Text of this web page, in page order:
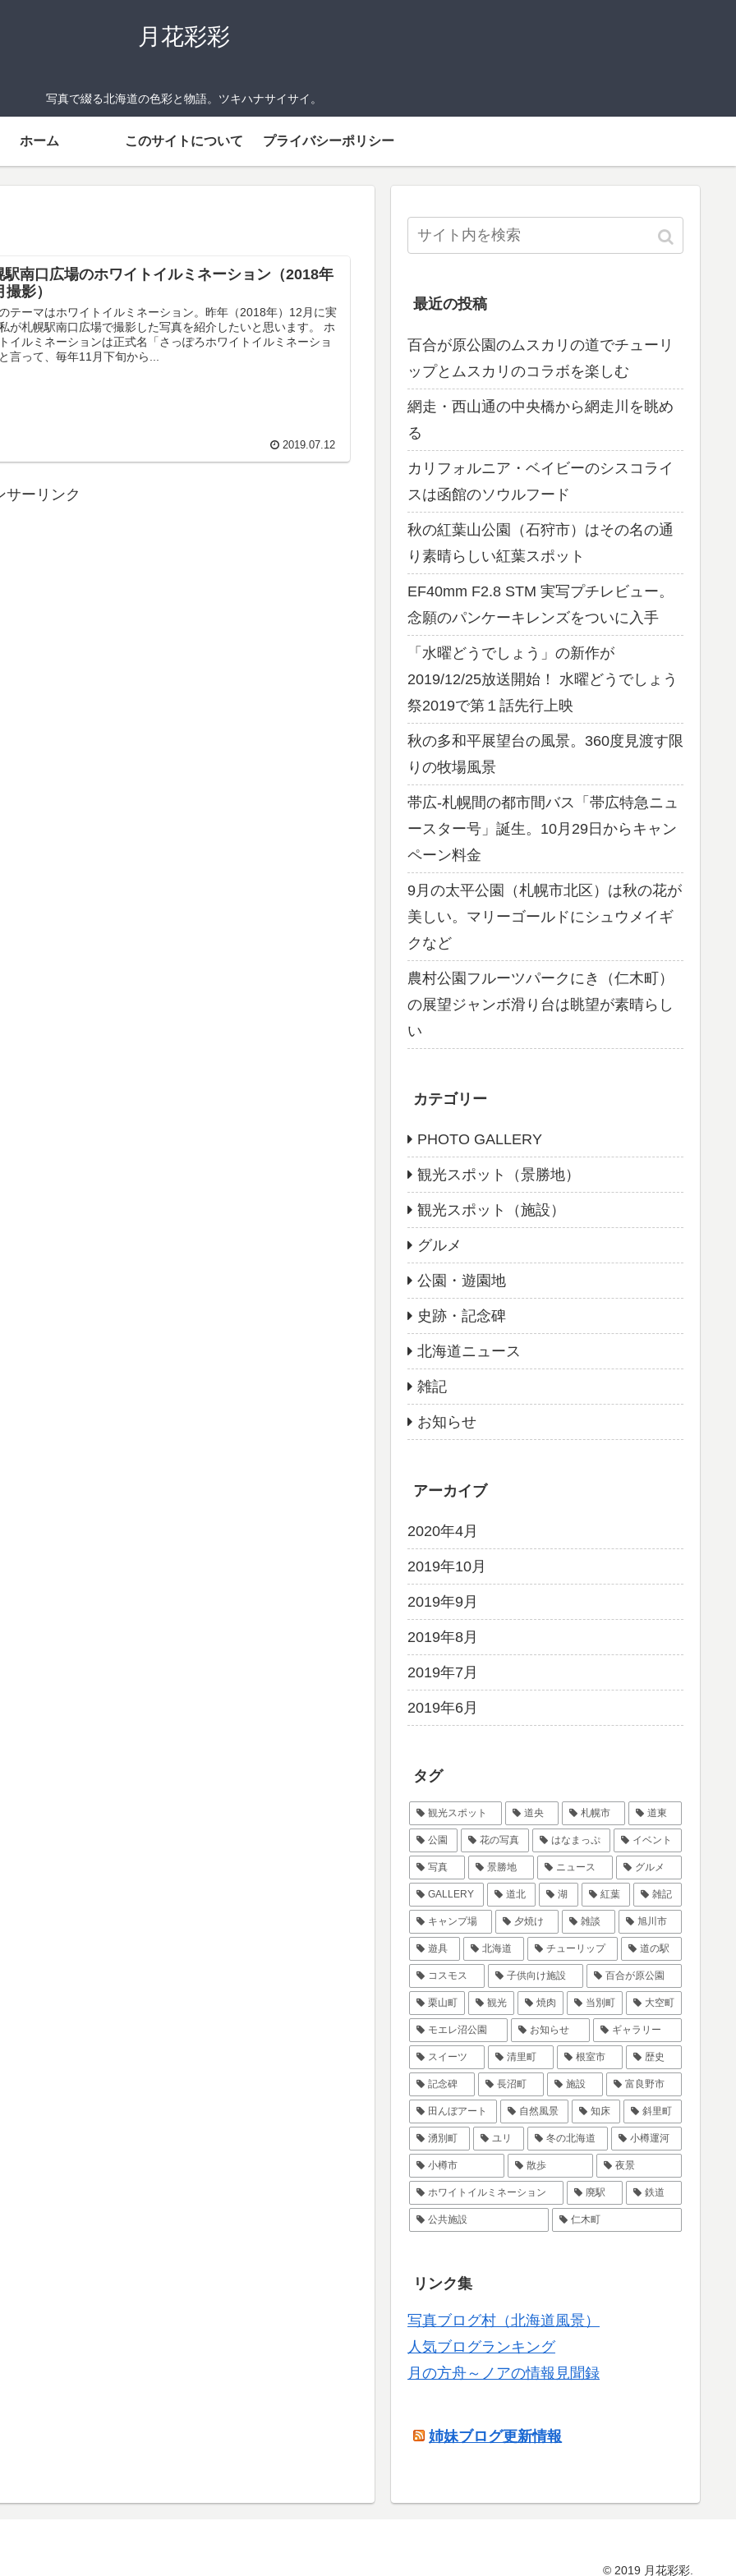
月花彩彩
写真で綴る北海道の色彩と物語。ツキハナサイサイ。
ホーム このサイトについて プライバシーポリシー
駅南口広場のホワイトイルミネーション（2018年
撮影）
テーマはホワイトイルミネーション。昨年（2018年）12月に実
が札幌駅南口広場で撮影した写真を紹介したいと思います。 ホ
イルミネーションは正式名「さっぽろホワイトイルミネーショ
言って、毎年11月下旬から...
2019.07.12
サーリンク
最近の投稿
百合が原公園のムスカリの道でチューリ
ップとムスカリのコラボを楽しむ
網走・西山通の中央橋から網走川を眺め
る
カリフォルニア・ベイビーのシスコライ
スは函館のソウルフード
秋の紅葉山公園（石狩市）はその名の通
り素晴らしい紅葉スポット
EF40mm F2.8 STM 実写プチレビュー。
念願のパンケーキレンズをついに入手
「水曜どうでしょう」の新作が
2019/12/25放送開始！ 水曜どうでしょう
祭2019で第１話先行上映
秋の多和平展望台の風景。360度見渡す限
りの牧場風景
帯広-札幌間の都市間バス「帯広特急ニュ
ースター号」誕生。10月29日からキャン
ペーン料金
9月の太平公園（札幌市北区）は秋の花が
美しい。マリーゴールドにシュウメイギ
クなど
農村公園フルーツパークにき（仁木町）
の展望ジャンボ滑り台は眺望が素晴らし
い
カテゴリー
PHOTO GALLERY
観光スポット（景勝地）
観光スポット（施設）
グルメ
公園・遊園地
史跡・記念碑
北海道ニュース
雑記
お知らせ
アーカイブ
2020年4月
2019年10月
2019年9月
2019年8月
2019年7月
2019年6月
タグ
観光スポット 道央 札幌市 道東
公園 花の写真 はなまっぷ イベント
写真 景勝地 ニュース グルメ
GALLERY 道北 湖 紅葉 雑記
キャンプ場 夕焼け 雑談 旭川市
遊具 北海道 チューリップ 道の駅
コスモス 子供向け施設 百合が原公園
栗山町 観光 焼肉 当別町 大空町
モエレ沼公園 お知らせ ギャラリー
スイーツ 清里町 根室市 歴史
記念碑 長沼町 施設 富良野市
田んぼアート 自然風景 知床 斜里町
湧別町 ユリ 冬の北海道 小樽運河
小樽市 散歩 夜景
ホワイトイルミネーション 廃駅 鉄道
公共施設 仁木町
リンク集
写真ブログ村（北海道風景）
人気ブログランキング
月の方舟～ノアの情報見聞録
姉妹ブログ更新情報
© 2019 月花彩彩.